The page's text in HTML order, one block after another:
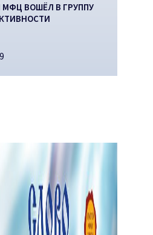
ВОШЁЛ В ГРУППУ